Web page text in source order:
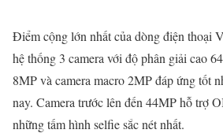
Điểm cộng lớn nhất của dòng điện thoại
hệ thống 3 camera với độ phân giải cao
8MP và camera macro 2MP đáp ứng tốt
nay. Camera trước lên đến 44MP hỗ trợ
những tấm hình selfie sắc nét nhất.